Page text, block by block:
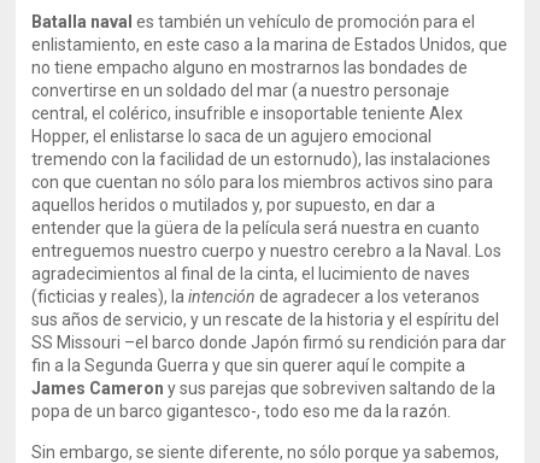
Batalla naval es también un vehículo de promoción para el
enlistamiento, en este caso a la marina de Estados Unidos, que
no tiene empacho alguno en mostrarnos las bondades de
convertirse en un soldado del mar (a nuestro personaje
central, el colérico, insufrible e insoportable teniente Alex
Hopper, el enlistarse lo saca de un agujero emocional
tremendo con la facilidad de un estornudo), las instalaciones
con que cuentan no sólo para los miembros activos sino para
aquellos heridos o mutilados y, por supuesto, en dar a
entender que la güera de la película será nuestra en cuanto
entreguemos nuestro cuerpo y nuestro cerebro a la Naval. Los
agradecimientos al final de la cinta, el lucimiento de naves
(ficticias y reales), laintención de agradecer a los veteranos
sus años de servicio, y un rescate de la historia y el espíritu del
SS Missouri –el barco donde Japón firmó su rendición para dar
fin a la Segunda Guerra y que sin querer aquí le compite a
James Cameron y sus parejas que sobreviven saltando de la
popa de un barco gigantesco-, todo eso me da la razón.
Sin embargo, se siente diferente, no sólo porque ya sabemos,